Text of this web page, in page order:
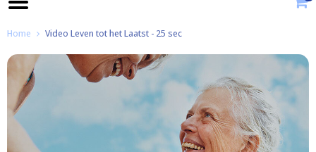
Home Video Leven tot het Laatst - 25 sec